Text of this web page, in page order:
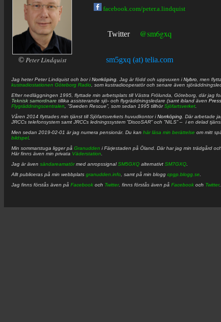
© Peter Lindquist
facebook.com/peter.a.lindquist
Twitter @sm6gxq
sm5gxq (at) telia.com
Jag heterPeter Lindquist och bor iNorrköping . Jag är född och uppvuxen iNybro , men
kustradiostationen Göteborg Radio , som kustradiooperatör och senare även
Efter nedläggningen 1995, flyttade min arbetsplats till Västra Frölunda, Göteborg, där jag
Teknisk samordnare tillika assisterande sjö- och flygräddningsledare (samt ibland även
Flygräddningscentralen , ”Sweden Rescue”, som sedan 1995 tillhörSjöfartsverket
Våren 2014 flyttades min tjänst till Sjöfartsverkets huvudkontor iNorrköping . Där arbetade
JRCCs telefonsystem samt JRCCs ledningssystem ”DiscoSAR” och ”NILS” – i en delad
Men sedan 2019-02-01 är jag numera pensionär. Du kan här läsa min berättelse om mitt
bildspel.
Min sommarstuga ligger på Granudden i Färjestaden på Öland. Där har jag min trädgård
Här finns även min privata Väderstation
Jag är även sändareamatörmed anropssignalSM5GXQ alternativt SM7GXQ
Allt publiceras på min webbplats granudden.info , samt på min blogg cpgp.blogg.se
Jag finns förstås även på Facebook och Twitter. finns förstås även på Facebook och Twitter.